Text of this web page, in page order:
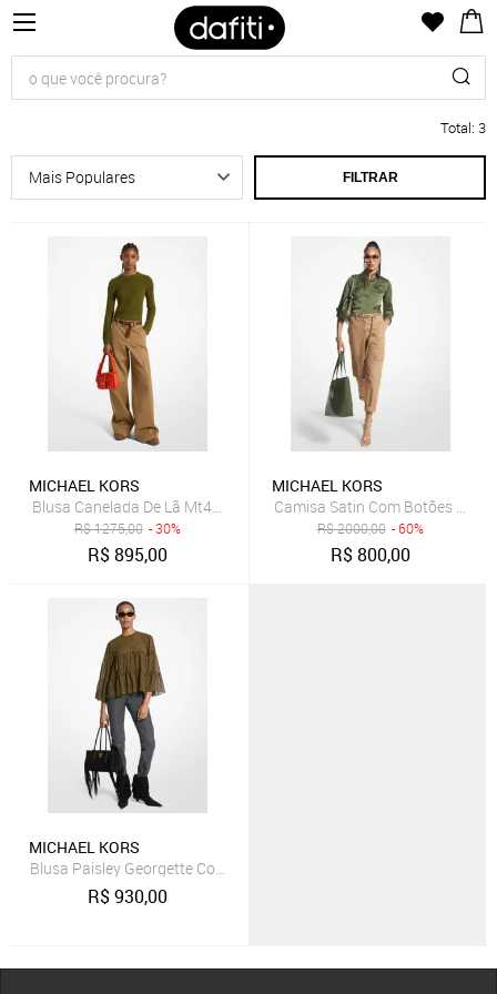
Total: 3
FILTRAR
MICHAEL KORS
Blusa Canelada De Lã Mt460ycf2g340
R$1275,00 - 30%
R$895,00
MICHAEL KORS
Camisa Satin Com Botões
R$2000,00 - 60%
R$800,00
MICHAEL KORS
Blusa Paisley Georgette Com Babados Mf540wvkak342
R$930,00